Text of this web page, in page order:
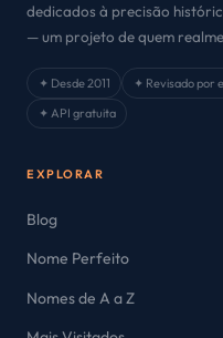
dedicados à precisão
— um projeto de quem
✦ Desde 2011 ✦ Revisado por
✦ API gratuita
EXPLORAR
Blog
Nome Perfeito
Nomes de A a Z